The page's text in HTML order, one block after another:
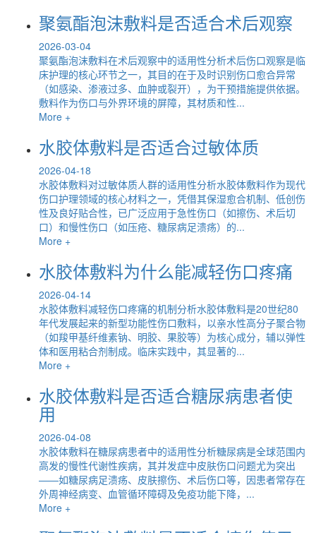
聚氨酯泡沫敷料是否适合术后观察
2026-03-04
聚氨酯泡沫敷料在术后观察中的适用性分析术后伤口观察是临
床护理的核心环节之一，其目的在于及时识别伤口愈合异常
（如感染、渗液过多、血肿或裂开），为干预措施提供依据。
敷料作为伤口与外界环境的屏障，其材质和性...
More +
水胶体敷料是否适合过敏体质
2026-04-18
水胶体敷料对过敏体质人群的适用性分析水胶体敷料作为现代
伤口护理领域的核心材料之一，凭借其保湿愈合机制、低创伤
性及良好贴合性，已广泛应用于急性伤口（如擦伤、术后切
口）和慢性伤口（如压疮、糖尿病足溃疡）的...
More +
水胶体敷料为什么能减轻伤口疼痛
2026-04-14
水胶体敷料减轻伤口疼痛的机制分析水胶体敷料是20世纪80
年代发展起来的新型功能性伤口敷料，以亲水性高分子聚合物
（如羧甲基纤维素钠、明胶、果胶等）为核心成分，辅以弹性
体和医用粘合剂制成。临床实践中，其显著的...
More +
水胶体敷料是否适合糖尿病患者使
用
2026-04-08
水胶体敷料在糖尿病患者中的适用性分析糖尿病是全球范围内
高发的慢性代谢性疾病，其并发症中皮肤伤口问题尤为突出
——如糖尿病足溃疡、皮肤擦伤、术后伤口等，因患者常存在
外周神经病变、血管循环障碍及免疫功能下降，...
More +